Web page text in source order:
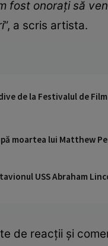
fost onorați să
”, a scris artista.
de la Festivalul de
moartea lui Matthew
USS Abraham
de reacții și